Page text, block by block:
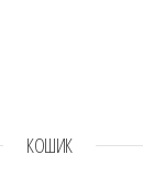
КОШИК